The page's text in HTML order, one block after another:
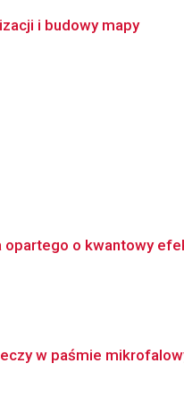
i budowy mapy
opartego o kwantowy
w paśmie